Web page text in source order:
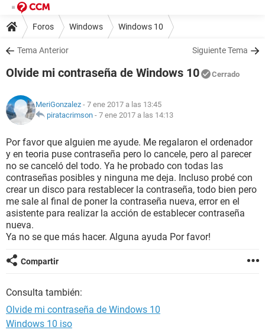
Foros Windows Windows 10
Tema Anterior Siguiente Tema
Olvide mi contraseña de Windows 10 Cerrado
MeriGonzalez - 7 ene 2017 a las 13:45
piratacrimson - 7 ene 2017 a las 14:13
Por favor que alguien me ayude. Me regalaron el ordenador
y en teoria puse contraseña pero lo cancele, pero al parecer
no se canceló del todo. Ya he probado con todas las
contraseñas posibles y ninguna me deja. Incluso probé con
crear un disco para restablecer la contraseña, todo bien pero
me sale al final de poner la contraseña nueva, error en el
asistente para realizar la acción de establecer contraseña
nueva.
Ya no se que más hacer. Alguna ayuda Por favor!
Compartir
Consulta también:
Olvide mi contraseña de Windows 10
Windows 10 iso